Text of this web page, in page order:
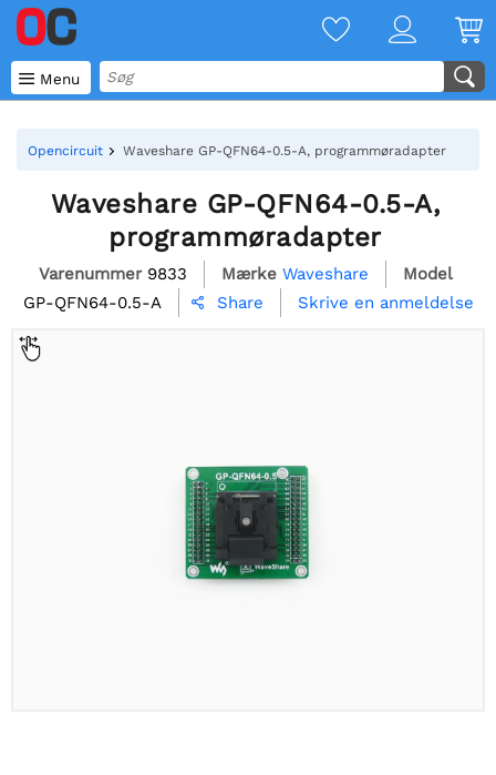
 Menu
Opencircuit Waveshare GP-QFN64-0.5-A, programmøradapter
Waveshare GP-QFN64-0.5-A,
programmøradapter
Varenummer 9833 Mærke Waveshare
Model
GP-QFN64-0.5-A
 Share Skrive en anmeldelse